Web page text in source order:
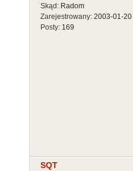
Skąd: Radom
Zarejestrowany: 2003-01-20
Posty: 169
SQT